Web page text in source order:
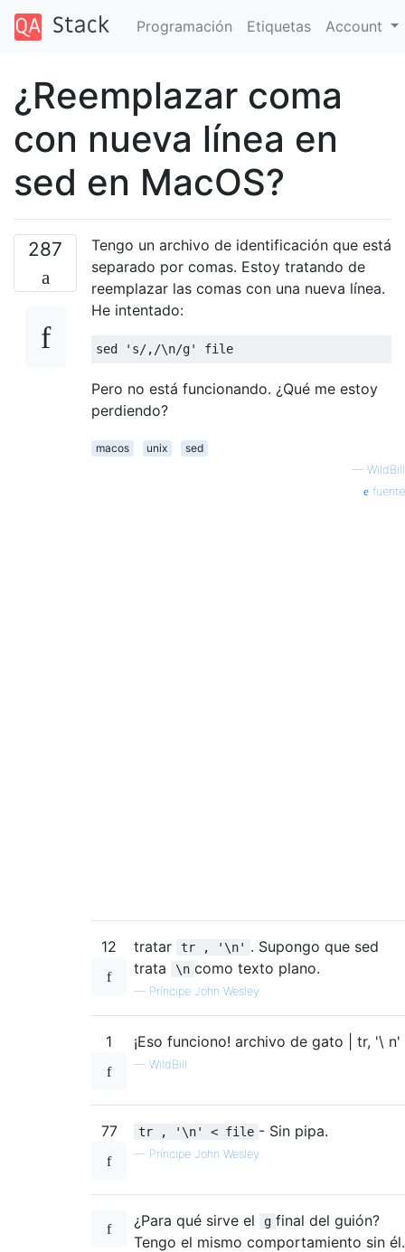
Programación Etiquetas Account
¿Reemplazar coma
con nueva línea en
sed en MacOS?
287
Tengo un archivo de identificación que está
separado por comas. Estoy tratando de
reemplazar las comas con una nueva línea.
He intentado:
Pero no está funcionando. ¿Qué me estoy
perdiendo?
macos unix
sed
— WildBill
fuente
12 tratar tr , '\n' . Supongo que sed
trata
\n como texto plano.
— Príncipe John Wesley
1 ¡Eso funciono! archivo de gato | tr, '\ n'
— WildBill
77 tr , '\n' < file - Sin pipa.
— Príncipe John Wesley
¿Para qué sirve el g final del guión?
Tengo el mismo comportamiento sin él.